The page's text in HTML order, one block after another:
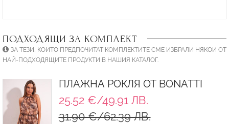
ПОДХОДЯЩИ ЗА КОМПЛЕКТ
ЗА ТЕЗИ, КОИТО ПРЕДПОЧИТАТ КОМПЛЕКТИТЕ СМЕ ИЗБРАЛИ НЯКОИ ОТ
НАЙ-ПОДХОДЯЩИТЕ ПРОДУКТИ В НАШИЯ КАТАЛОГ.
ПЛАЖНА РОКЛЯ ОТ BONATTI
25.52 €/49.91 ЛВ.
31.90 €/62.39 ЛВ.